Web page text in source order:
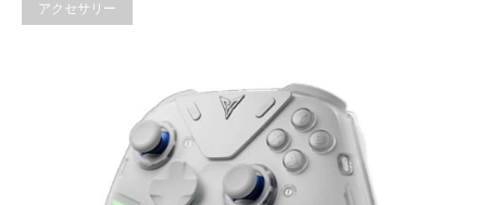
アクセサリー